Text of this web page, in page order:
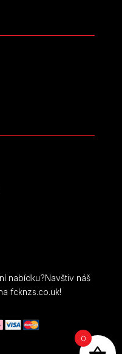
nabídku?Navštiv náš
fcknzs.co.uk!
0